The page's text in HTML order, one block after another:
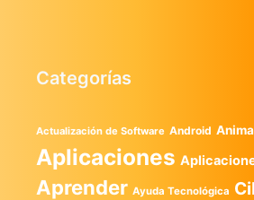
Categorías
Actualización de Software Android
Aplicaciones
Aprender Ayuda Tecnológica